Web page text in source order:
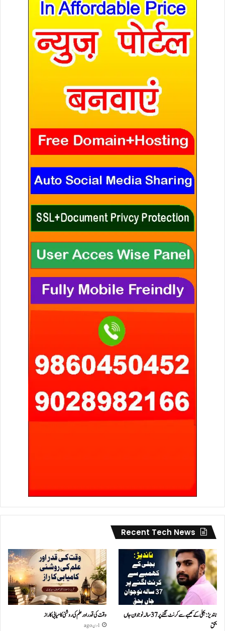
Recent Tech News
ناندیڑ: بجلی کے کھمبے سے کرنٹ لگنے پر 37 سالہ نوجوان جاں
بحق
وقت کی قدر اور علم کی روشنی کامیابی کا راز
1 دن ago